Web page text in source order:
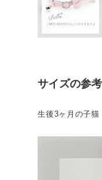
サイズの参
生後3ヶ月の子猫